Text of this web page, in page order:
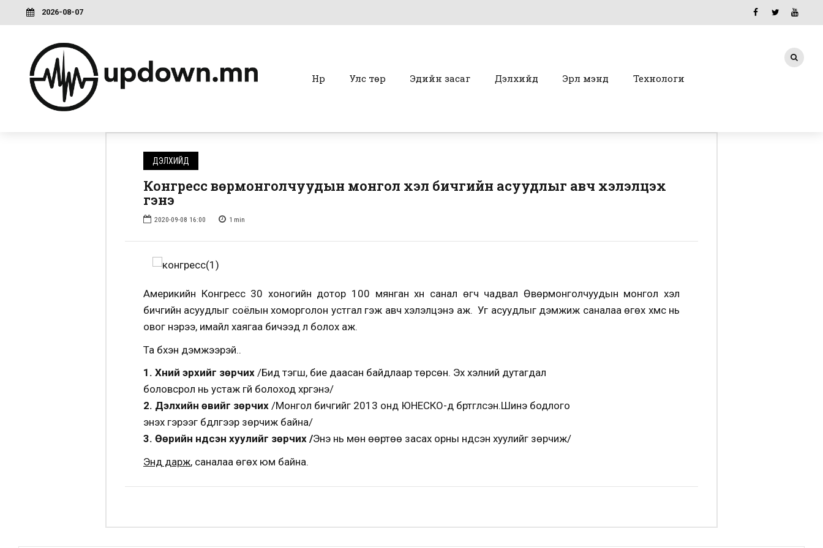
2026-08-07
Нүүр Улс төр Эдийн засаг Дэлхийд Эрүүл мэнд Технологи
ДЭЛХИЙД
Конгресс Өвөрмонголчуудын монгол хэл бичгийн асуудлыг авч хэлэлцэх
гэнэ
2020-09-08 16:00 1 min
Америкийн Конгресс 30 хоногийн дотор 100 мянган хүн санал өгч чадвал Өвөрмонголчуудын монгол хэл
бичгийн асуудлыг соёлын хоморголон устгал гэж авч хэлэлцэнэ аж. Уг асуудлыг дэмжиж саналаа өгөх хүмүүс нь
овог нэрээ, имайл хаягаа бичээд л болох аж.
Та бүхэн дэмжээрэй..
1. Хүний эрхийг зөрчих /Бид тэгш, бие даасан байдлаар төрсөн. Эх хэлний дутагдал
боловсрол нь устаж үгүй болоход хүргэнэ/
2. Дэлхийн өвийг зөрчих /Монгол бичгийг 2013 онд ЮНЕСКО-д бүртгүүлсэн.Шинэ бодлого
энэхүү гэрээг бүдүүлгээр зөрчиж байна/
3. Өөрийн үндсэн хуулийг зөрчих /Энэ нь мөн өөртөө засах орны үндсэн хуулийг зөрчиж/
Энд дарж, саналаа өгөх юм байна.